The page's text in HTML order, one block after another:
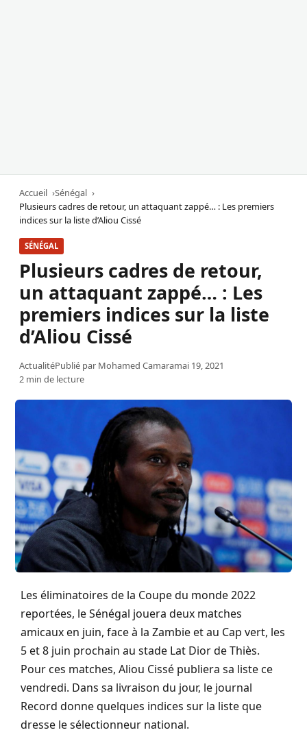
Accueil
Sénégal
Plusieurs cadres de retour, un attaquant zappé… : Les premiers
indices sur la liste d’Aliou Cissé
SÉNÉGAL
Plusieurs cadres de retour,
un attaquant zappé… : Les
premiers indices sur la liste
d’Aliou Cissé
ActualitéPublié par Mohamed Camaramai 19, 2021
2 min de lecture
Les éliminatoires de la Coupe du monde 2022
reportées, le Sénégal jouera deux matches
amicaux en juin, face à la Zambie et au Cap vert, les
5 et 8 juin prochain au stade Lat Dior de Thiès.
Pour ces matches, Aliou Cissé publiera sa liste ce
vendredi. Dans sa livraison du jour, le journal
Record donne quelques indices sur la liste que
dresse le sélectionneur national.